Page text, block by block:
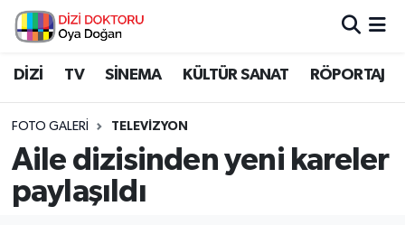
DİZİ TV SİNEMA KÜLTÜR SANAT RÖPORTAJ
FOTO GALERI TELEVIZYON
Aile dizisinden yeni kareler
paylaşıldı
İstanbul Nöbetçi Eczaneler
İstanbul Namaz Vakitleri
İstanbul Trafik Yoğunluk Haritası